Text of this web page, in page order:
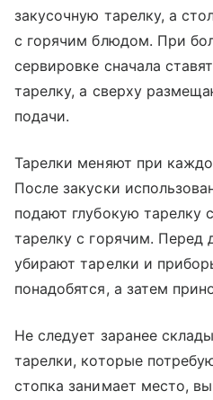
закусочную тарелку, а
с горячим блюдом. При
сервировке сначала
тарелку, а сверху
подачи.
Тарелки меняют при
После закуски
подают глубокую тарелку
тарелку с горячим. Перед
убирают тарелки и
понадобятся, а затем
Не следует заранее
тарелки, которые
стопка занимает место,